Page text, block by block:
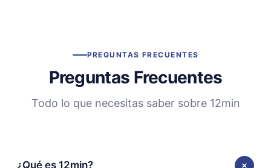
PREGUNTAS FRECUENTES
Preguntas Frecuentes
Todo lo que necesitas saber sobre 12min
¿Qué es 12min?